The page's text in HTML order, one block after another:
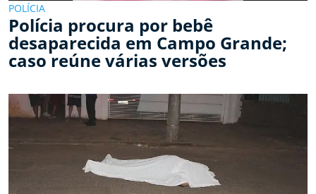
POLÍCIA
Polícia procura por bebê
desaparecida em Campo Grande;
caso reúne várias versões